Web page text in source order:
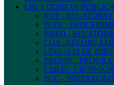
LRF e CONTAS
RGF -
PCPE -
RREO -
LOA - LEI
LDO - LEI DE
PRGFIN -
CMED -
PCG -